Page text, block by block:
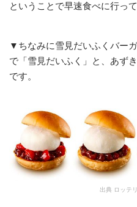
ということで早速食べに行っ
▼ちなみに雪見だいふくバー
で「雪見だいふく」と、あず
です。
ロッテ